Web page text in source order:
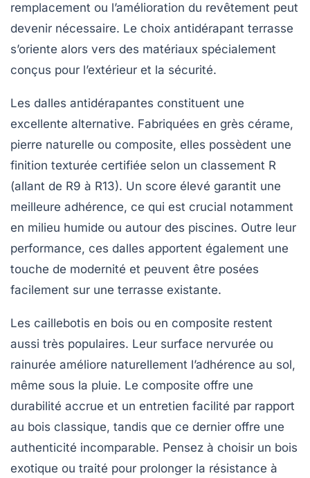
remplacement ou l’amélioration du revêtement peut
devenir nécessaire. Le choix antidérapant terrasse
s’oriente alors vers des matériaux spécialement
conçus pour l’extérieur et la sécurité.
Les dalles antidérapantes constituent une
excellente alternative. Fabriquées en grès cérame,
pierre naturelle ou composite, elles possèdent une
finition texturée certifiée selon un classement R
(allant de R9 à R13). Un score élevé garantit une
meilleure adhérence, ce qui est crucial notamment
en milieu humide ou autour des piscines. Outre leur
performance, ces dalles apportent également une
touche de modernité et peuvent être posées
facilement sur une terrasse existante.
Les caillebotis en bois ou en composite restent
aussi très populaires. Leur surface nervurée ou
rainurée améliore naturellement l’adhérence au sol,
même sous la pluie. Le composite offre une
durabilité accrue et un entretien facilité par rapport
au bois classique, tandis que ce dernier offre une
authenticité incomparable. Pensez à choisir un bois
exotique ou traité pour prolonger la résistance à